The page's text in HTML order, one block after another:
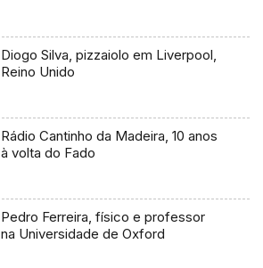
Diogo Silva, pizzaiolo em Liverpool,
Reino Unido
Rádio Cantinho da Madeira, 10 anos
à volta do Fado
Pedro Ferreira, físico e professor
na Universidade de Oxford